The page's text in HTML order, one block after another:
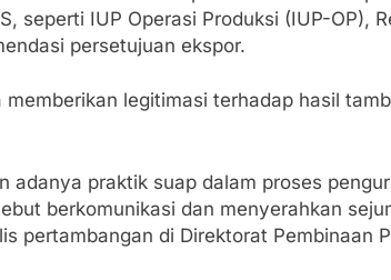
dan Janji Bertemu di Jalan Disorot, Dugaan
Buka Rakor Dewan Pendidikan
Laksanakan Program Oplah Non
seperti IUP Operasi Produksi (IUP-OP),
persetujuan ekspor.
legitimasi terhadap hasil
adanya praktik suap dalam proses
berkomunikasi dan menyerahkan
pertambangan di Direktorat Pembinaan